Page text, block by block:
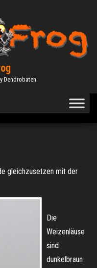
Dendrobaten
gleichzusetzen mit der
Die
Weizenläuse
sind
dunkelbraun